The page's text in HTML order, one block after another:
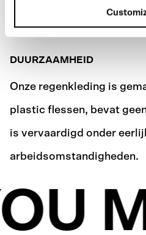
DUURZAAMHEID
Onze regenkleding is
plastic flessen, bevat
is vervaardigd onder
arbeidsomstandigheden.